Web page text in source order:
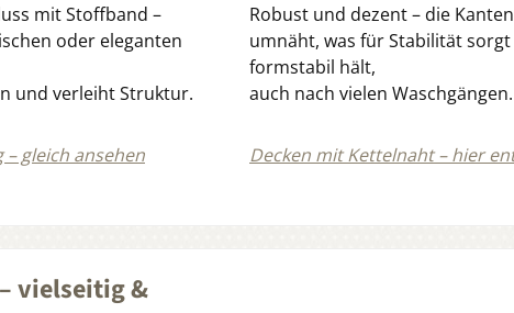
mit Stoffband –
oder eleganten
und verleiht Struktur.
gleich ansehen
Robust und dezent – die
umnäht, was für Stabilität
formstabil hält,
auch nach vielen Waschgängen.
Decken mit Kettelnaht – hier
vielseitig &